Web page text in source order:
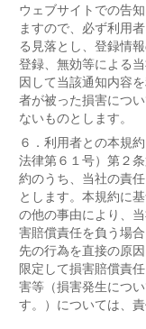
ウェブサイトでの告
ますので、必ず利用
る見落とし、登録情
登録、無効等による
因して当該通知内容
者が被った損害につ
ないものとします。
６． 利用者との本規
法律第６１号）第２
約のうち、当社の責
とします。本規約に
の他の事由により、
害賠償責任を負う場
先の行為を直接の原
限定して損害賠償責
害等（損害発生につ
す。）については、